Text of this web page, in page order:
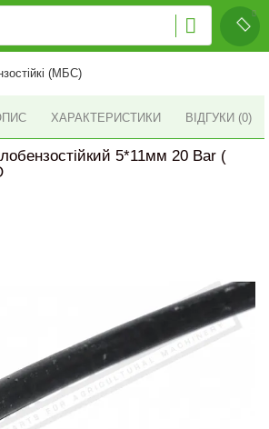
(МБС)
ХАРАКТЕРИСТИКИ ВІДГУКИ (0)
5*11мм 20 Bar (